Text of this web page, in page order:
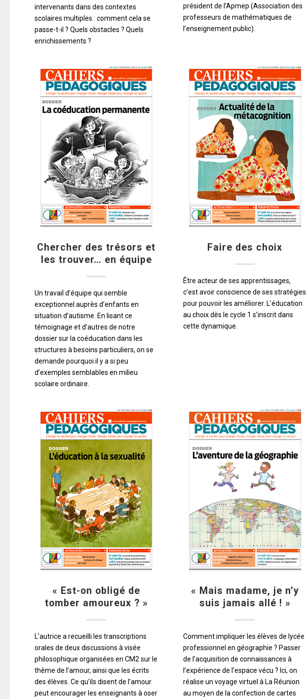
intervenants dans des contextes
scolaires multiples : comment cela se
passe-t-il ? Quels obstacles ? Quels
enrichissements ?
président de l’Apmep (Association des
professeurs de mathématiques de
l’enseignement public).
Chercher des trésors et
les trouver… en équipe
Un travail d’équipe qui semble
exceptionnel auprès d’enfants en
situation d’autisme. En lisant ce
témoignage et d’autres de notre
dossier sur la coéducation dans les
structures à besoins particuliers, on se
demande pourquoi il y a si peu
d’exemples semblables en milieu
scolaire ordinaire.
Faire des choix
Être acteur de ses apprentissages,
c’est avoir conscience de ses stratégies
pour pouvoir les améliorer. L’éducation
au choix dès le cycle 1 s’inscrit dans
cette dynamique.
« Est-on obligé de
tomber amoureux ? »
L’autrice a recueilli les transcriptions
orales de deux discussions à visée
philosophique organisées en CM2 sur le
thème de l’amour, ainsi que les écrits
des élèves. Ce qu’ils disent de l’amour
peut encourager les enseignants à oser
« Mais madame, je n’y
suis jamais allé ! »
Comment impliquer les élèves de lycée
professionnel en géographie ? Passer
de l’acquisition de connaissances à
l’expérience de l’espace vécu ? Ici, on
réalise un voyage virtuel à La Réunion
au moyen de la confection de cartes